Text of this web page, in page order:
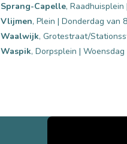
Sprang-Capelle,
Vlijmen, Plein | Donderdag van
Waalwijk, Grotestraat/
Waspik, Dorpsplein |